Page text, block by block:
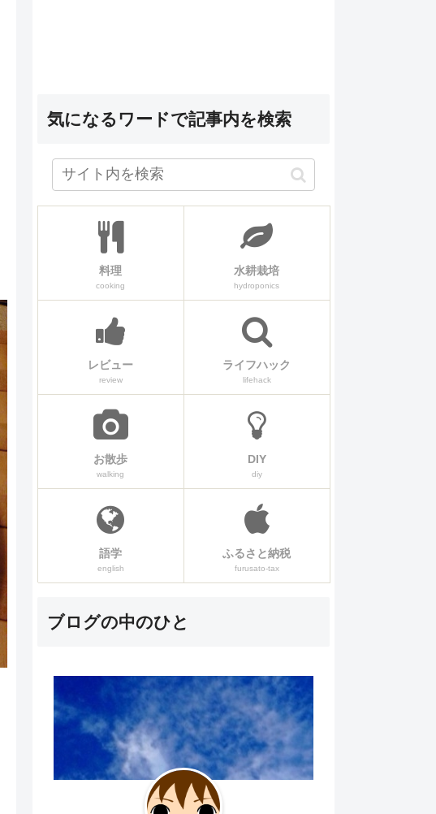
気になるワードで記事内を検索
料理
cooking
水耕栽培
hydroponics
レビュー
review
ライフハック
lifehack
お散歩
walking
DIY
diy
語学
english
ふるさと納税
furusato-tax
ブログの中のひと